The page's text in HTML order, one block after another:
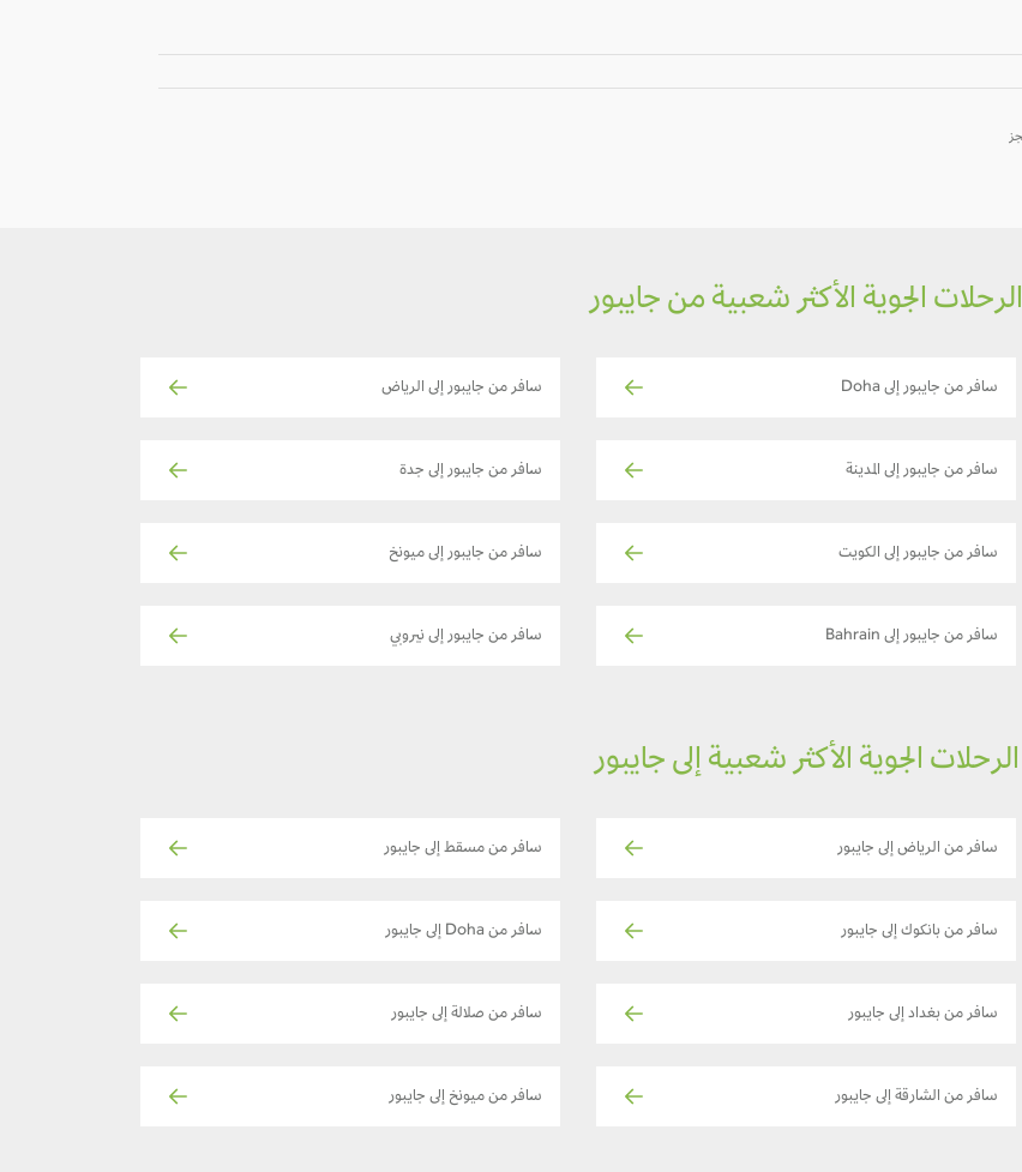
الرحلات الجوية الأكثر شعبية من جايبور
سافر من جايبور إلى Doha سافر من جايبور إلى الرياض
سافر من جايبور إلى المدينة سافر من جايبور إلى جدة
سافر من جايبور إلى الكويت سافر من جايبور إلى ميونخ
سافر من جايبور إلى Bahrain سافر من جايبور إلى نيروبي
الرحلات الجوية الأكثر شعبية إلى جايبور
سافر من الرياض إلى جايبور سافر من مسقط إلى جايبور
سافر من بانكوك إلى جايبور سافر من Doha إلى جايبور
سافر من بغداد إلى جايبور سافر من صلالة إلى جايبور
سافر من الشارقة إلى جايبور سافر من ميونخ إلى جايبور